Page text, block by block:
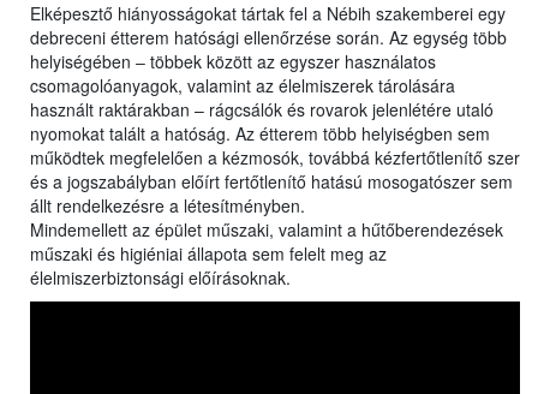
Elképesztő hiányosságokat tártak fel a Nébih szakemberei egy
debreceni étterem hatósági ellenőrzése során. Az egység több
helyiségében ‒ többek között az egyszer használatos
csomagolóanyagok, valamint az élelmiszerek tárolására
használt raktárakban – rágcsálók és rovarok jelenlétére utaló
nyomokat talált a hatóság. Az étterem több helyiségben sem
működtek megfelelően a kézmosók, továbbá kézfertőtlenítő szer
és a jogszabályban előírt fertőtlenítő hatású mosogatószer sem
állt rendelkezésre a létesítményben.
Mindemellett az épület műszaki, valamint a hűtőberendezések
műszaki és higiéniai állapota sem felelt meg az
élelmiszerbiztonsági előírásoknak.